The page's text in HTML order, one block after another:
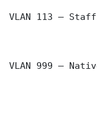
VLAN 113 —
VLAN 999 —